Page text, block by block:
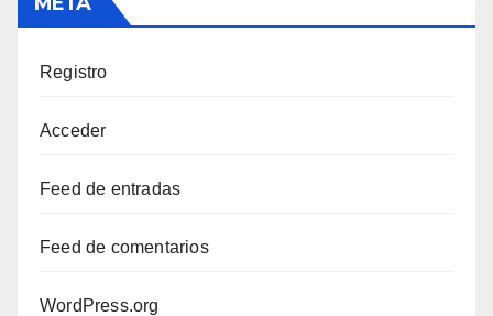
Registro
Acceder
Feed de entradas
Feed de comentarios
WordPress.org